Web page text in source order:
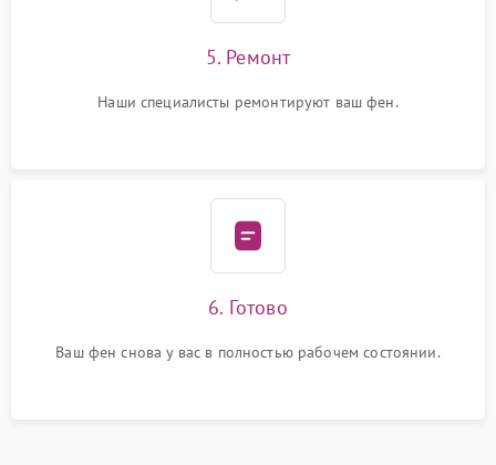
5. Ремонт
Наши специалисты ремонтируют ваш фен.
6. Готово
Ваш фен снова у вас в полностью рабочем состоянии.